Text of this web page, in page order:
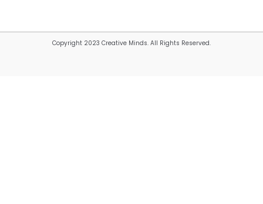
Copyright 2023 Creative Minds. All Rights Reserved.